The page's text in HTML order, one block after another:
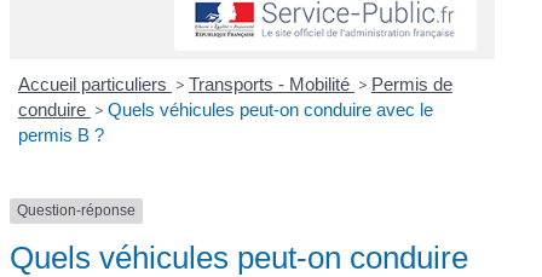
Accueil particuliers > Transports - Mobilité > Permis de
conduire > Quels véhicules peut-on conduire avec le
permis B ?
Question-réponse
Quels véhicules peut-on conduire